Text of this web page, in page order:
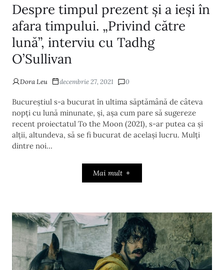
Despre timpul prezent și a ieși în
afara timpului. „Privind către
lună”, interviu cu Tadhg
O’Sullivan
Dora Leu decembrie 27, 2021 0
Bucureștiul s-a bucurat în ultima săptămână de câteva
nopți cu lună minunate, și, așa cum pare să sugereze
recent proiectatul To the Moon (2021), s-ar putea ca și
alții, altundeva, să se fi bucurat de același lucru. Mulți
dintre noi…
Mai mult